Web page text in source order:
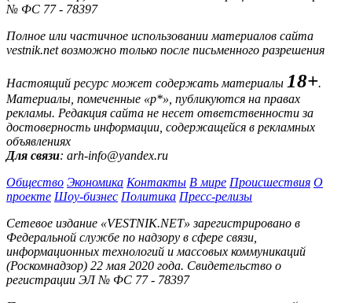
№ ФС 77 - 78397
Полное или частичное использовании материалов сайта
vestnik.net возможно только после письменного разрешения
Настоящий ресурс может содержать материалы 18+.
Материалы, помеченные «р*», публикуются на правах
рекламы. Редакция сайта не несет ответственности за
достоверность информации, содержащейся в рекламных
объявлениях
Для связи: arh-info@yandex.ru
Общество Экономика Контакты В мире Происшествия О
проекте Шоу-бизнес Политика Пресс-релизы
Сетевое издание «VESTNIK.NET» зарегистрировано в
Федеральной службе по надзору в сфере связи,
информационных технологий и массовых коммуникаций
(Роскомнадзор) 22 мая 2020 года. Свидетельство о
регистрации ЭЛ № ФС 77 - 78397